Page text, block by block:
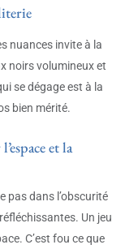
nuances invite à la
noirs volumineux et
se dégage est à la
bien mérité.
et la
pas dans l’obscurité
Un jeu
C’est fou ce que